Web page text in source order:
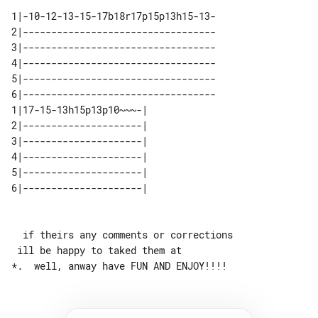
1|-10-12-13-15-17b18r17p15p13h15-13-
2|----------------------------------
3|----------------------------------
4|----------------------------------
5|----------------------------------
6|----------------------------------
1|17-15-13h15p13p10~~~-|
2|---------------------|
3|---------------------|
4|---------------------|
5|---------------------|